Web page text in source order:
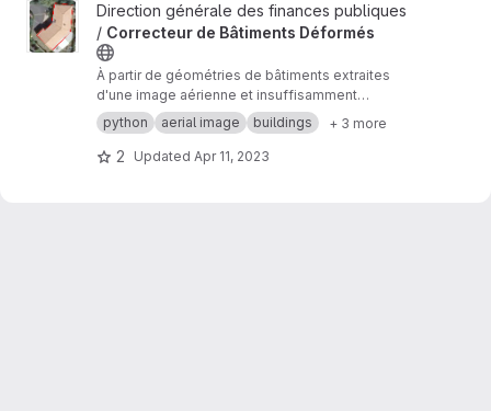
View Correcteur de Bâtiments Déformés project
Direction générale des finances publiques
/ Correcteur de Bâtiments Déformés
À partir de géométries de bâtiments extraites
d'une image aérienne et insuffisamment
détourées, ce script cherche à proposer des
géométries plus compatibles avec ce qu'un
bâtiment est censé être.
python aerial image buildings + 3 more
2 Updated Apr 11, 2023